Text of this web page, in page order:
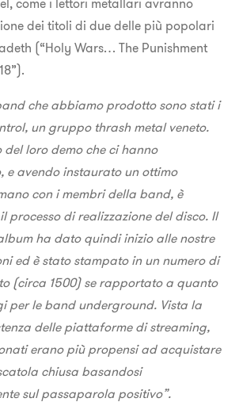
dei titoli di due delle più popolari
(“Holy Wars… The Punishment
che abbiamo prodotto sono stati i
un gruppo thrash metal veneto.
del loro demo che ci hanno
e avendo instaurato un ottimo
con i membri della band, è
processo di realizzazione del disco. Il
ha dato quindi inizio alle nostre
ed è stato stampato in un numero di
(circa 1500) se rapportato a quanto
per le band underground. Vista la
delle piattaforme di streaming,
erano più propensi ad acquistare
chiusa basandosi
sul passaparola positivo”.